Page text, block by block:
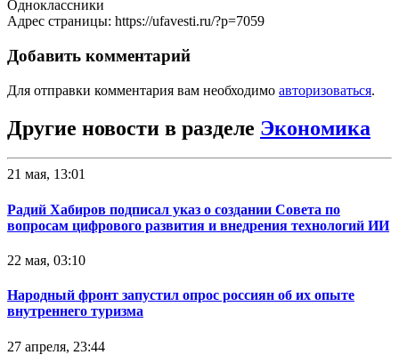
Одноклассники
Адрес страницы: https://ufavesti.ru/?p=7059
Добавить комментарий
Для отправки комментария вам необходимо авторизоваться.
Другие новости в разделе Экономика
21 мая, 13:01
Радий Хабиров подписал указ о создании Совета по
вопросам цифрового развития и внедрения технологий ИИ
22 мая, 03:10
Народный фронт запустил опрос россиян об их опыте
внутреннего туризма
27 апреля, 23:44